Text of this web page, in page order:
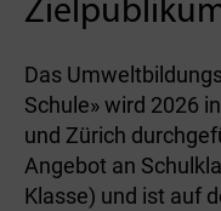
Das
Schule» wird 2026
und Zürich
Angebot an
Klasse) und ist auf